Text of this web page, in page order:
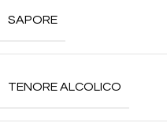
SAPORE
TENORE ALCOLICO